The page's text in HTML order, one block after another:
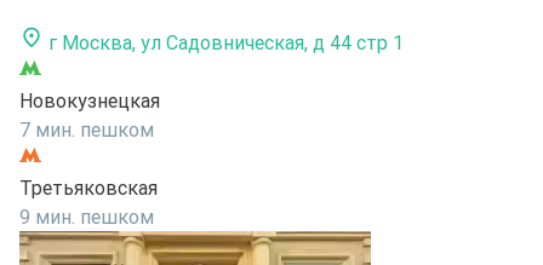
г Москва, ул Садовническая, д 44 стр 1
Новокузнецкая
7 мин. пешком
Третьяковская
9 мин. пешком